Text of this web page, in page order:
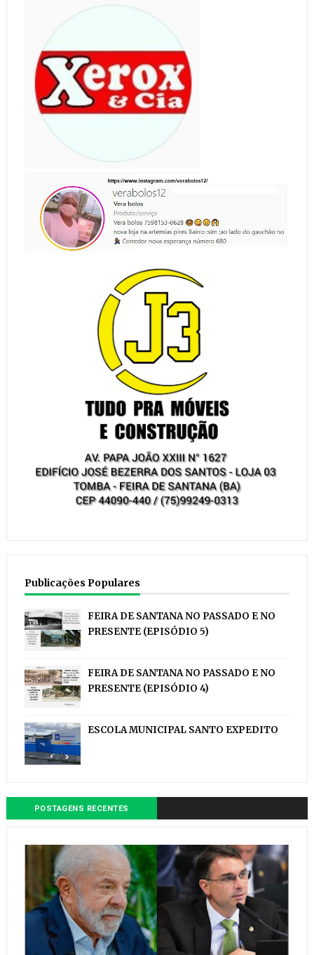
Publicações Populares
FEIRA DE SANTANA NO PASSADO E NO
PRESENTE (EPISÓDIO 5)
FEIRA DE SANTANA NO PASSADO E NO
PRESENTE (EPISÓDIO 4)
ESCOLA MUNICIPAL SANTO EXPEDITO
POSTAGENS RECENTES